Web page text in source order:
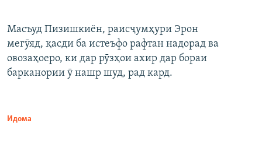
Масъуд Пизишкиён, раисҷумҳури Эрон
мегӯяд, қасди ба истеъфо рафтан надорад ва
овозаҳоеро, ки дар рӯзҳои ахир дар бораи
барканории ӯ нашр шуд, рад кард.
Идома